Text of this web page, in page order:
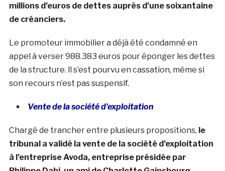
millions d’euros de dettes auprès d’une soixantaine
de créanciers.
Le promoteur immobilier a déjà été condamné en
appel à verser 988.383 euros pour éponger les dettes
de la structure. ll s’est pourvu en cassation, même si
son recours n’est pas suspensif.
Vente de la société d’exploitation
Chargé de trancher entre plusieurs propositions, le
tribunal a validé la vente de la société d’exploitation
à l’entreprise Avoda, entreprise présidée par